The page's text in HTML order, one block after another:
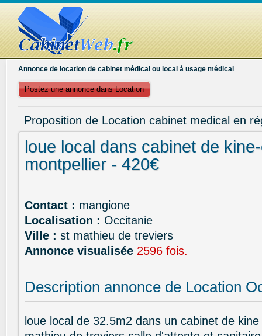
Annonce de location de cabinet médical ou local à usage médical
Postez une annonce dans Location
Proposition de Location cabinet medical en
loue local dans cabinet de
montpellier - 420€
Contact : mangione
Localisation : Occitanie
Ville : st mathieu de treviers
Annonce visualisée 2596 fois.
Description annonce de Location
loue local de 32.5m2 dans un cabinet de